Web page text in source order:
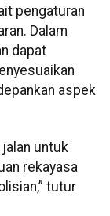
pengaturan
Dalam
dapat
aspek
untuk
rekayasa
tutur